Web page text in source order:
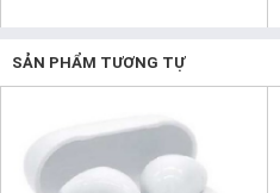
SẢN PHẨM TƯƠNG TỰ